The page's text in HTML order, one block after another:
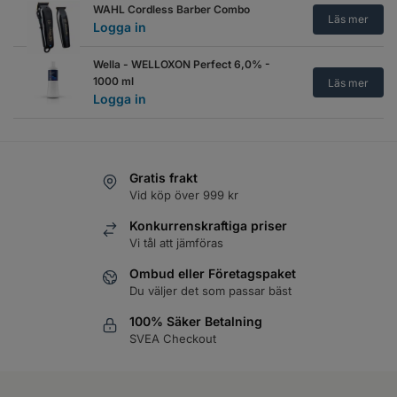
Logga in
Läs mer
Verktygshölster med band
Logga in
Läs mer
WAHL Cordless Barber Combo
Logga in
Läs mer
Wella - WELLOXON Perfect 6,0% -
1000 ml
Logga in
Läs mer
Gratis frakt
Vid köp över 999 kr
Konkurrenskraftiga priser
Vi tål att jämföras
Ombud eller Företagspaket
Du väljer det som passar bäst
100% Säker Betalning
SVEA Checkout